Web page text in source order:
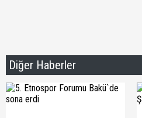
Diğer Haberler